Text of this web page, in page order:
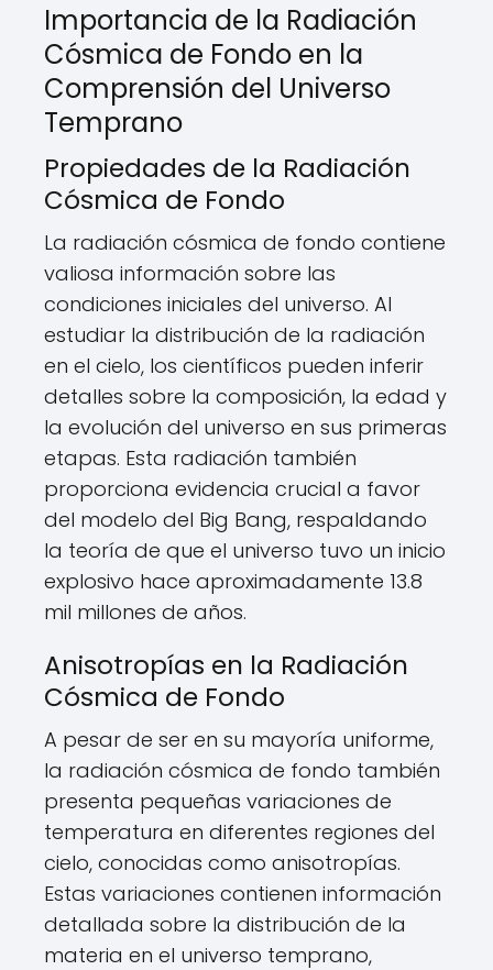
Importancia de la Radiación
Cósmica de Fondo en la
Comprensión del Universo
Temprano
Propiedades de la Radiación
Cósmica de Fondo
La radiación cósmica de fondo contiene
valiosa información sobre las
condiciones iniciales del universo. Al
estudiar la distribución de la radiación
en el cielo, los científicos pueden inferir
detalles sobre la composición, la edad y
la evolución del universo en sus primeras
etapas. Esta radiación también
proporciona evidencia crucial a favor
del modelo del Big Bang, respaldando
la teoría de que el universo tuvo un inicio
explosivo hace aproximadamente 13.8
mil millones de años.
Anisotropías en la Radiación
Cósmica de Fondo
A pesar de ser en su mayoría uniforme,
la radiación cósmica de fondo también
presenta pequeñas variaciones de
temperatura en diferentes regiones del
cielo, conocidas como anisotropías.
Estas variaciones contienen información
detallada sobre la distribución de la
materia en el universo temprano,